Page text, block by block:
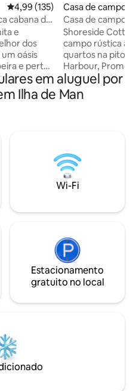
4,99 de uma avaliação média de
4,99 (135)
cabana de
e
dos
oásis
e perto
curta
e
tem uma
para
cabana
grande
está
dois.
Casa de campo ⋅
Casa de campo à
Shoreside
campo rústica à
quartos na
Harbour, Promenade e Beach estão à
porta.
Italiano e um pub
minutos a pé. Esta encantadora casa de
com a
com um
totalmente
campo é uma
em aluguel por
Ilha de Man
Wi-Fi
Estacionamento
gratuito no local